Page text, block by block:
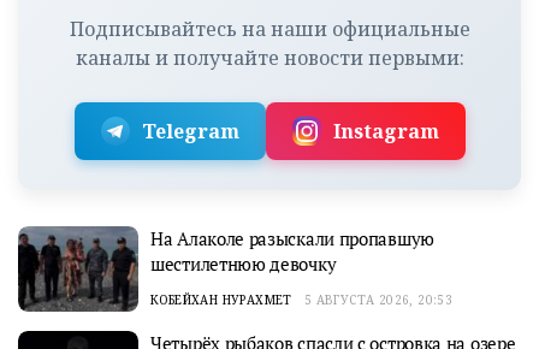
Подписывайтесь на наши официальные
каналы и получайте новости первыми:
Telegram Instagram
На Алаколе разыскали пропавшую
шестилетнюю девочку
КОБЕЙХАН НУРАХМЕТ 5 АВГУСТА 2026, 20:53
Четырёх рыбаков спасли с островка на озере